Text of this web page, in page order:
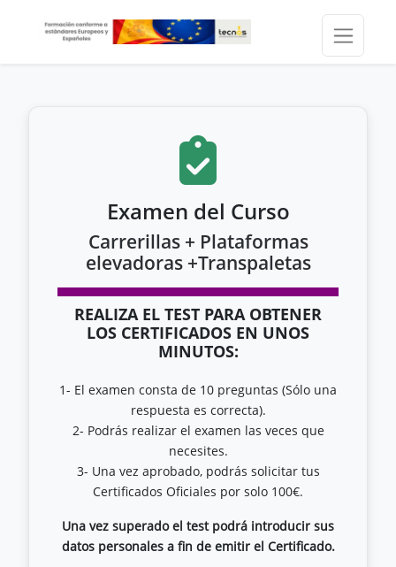
Examen del Curso
Carrerillas + Plataformas
elevadoras +Transpaletas
REALIZA EL TEST PARA OBTENER
LOS CERTIFICADOS EN UNOS
MINUTOS:
1- El examen consta de 10 preguntas (Sólo una
respuesta es correcta).
2- Podrás realizar el examen las veces que
necesites.
3- Una vez aprobado, podrás solicitar tus
Una vez superado el test podrá introducir sus
datos personales a fin de emitir el Certificado.